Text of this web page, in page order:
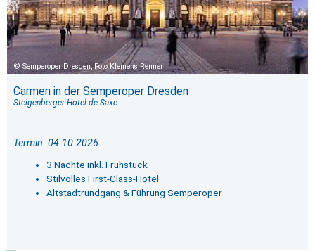
Semperoper Dresden, Foto Klemens Renner
Carmen in der Semperoper Dresden
Steigenberger Hotel de Saxe
Termin: 04.10.2026
3 Nächte inkl. Frühstück
Stilvolles First-Class-Hotel
Altstadtrundgang & Führung Semperoper